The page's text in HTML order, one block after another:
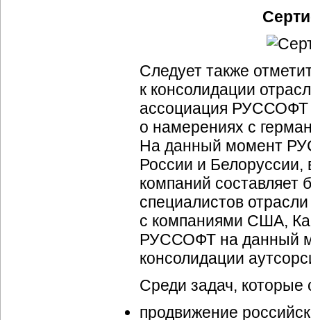
Следует также
к консолидации
ассоциация РУССОФТ
о намерениях с
На данный момент
России и Белоруссии,
компаний составляет
специалистов
с компаниями США,
РУССОФТ на данный
консолидации
Среди задач, которые
продвижение